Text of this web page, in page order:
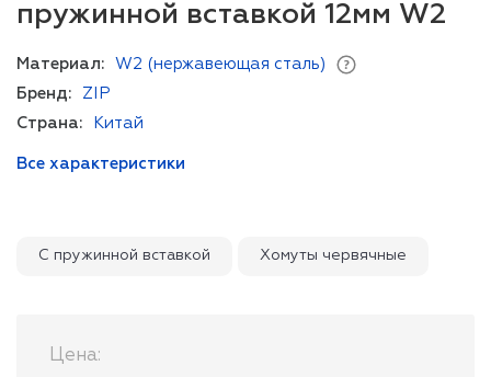
пружинной вставкой 12мм W2
Материал:
W2 (нержавеющая сталь)
Бренд:
ZIP
Страна:
Китай
Все характеристики
С пружинной вставкой Хомуты червячные
Цена: